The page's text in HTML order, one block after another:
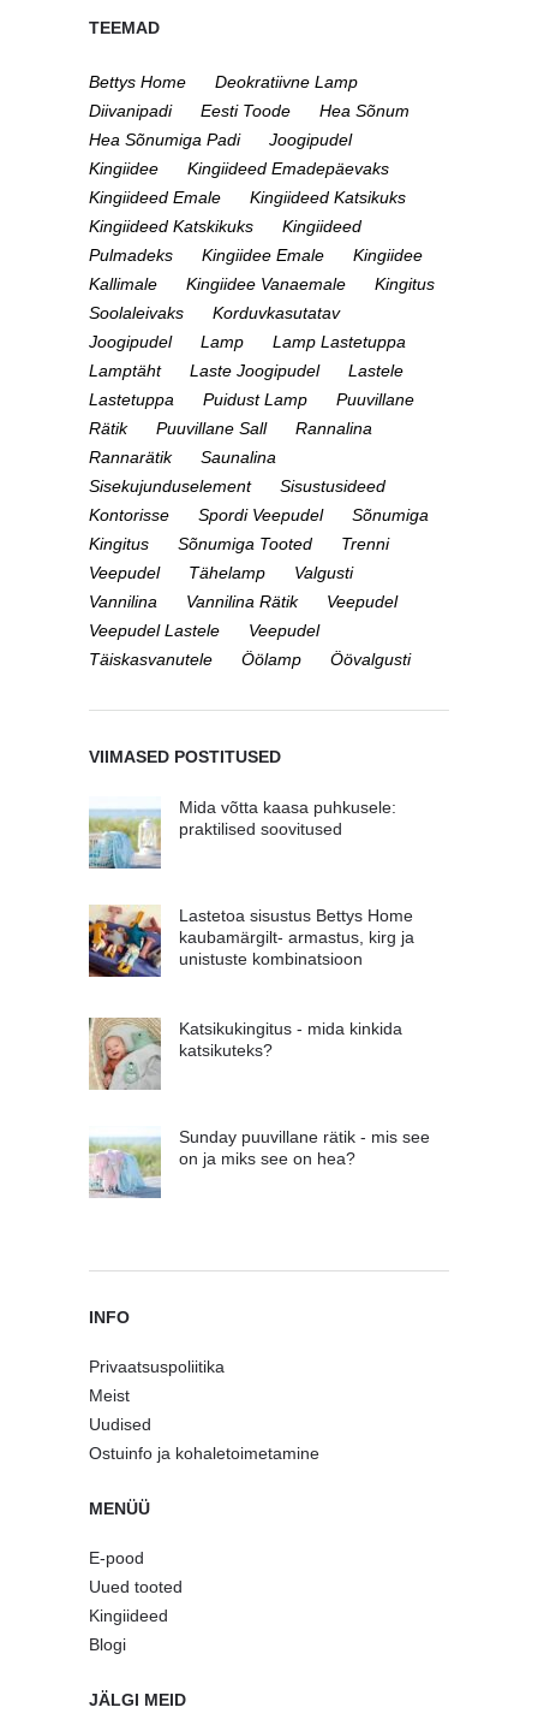
TEEMAD
Bettys Home
Deokratiivne Lamp
Diivanipadi
Eesti Toode
Hea Sõnum
Hea Sõnumiga Padi
Joogipudel
Kingiidee
Kingiideed Emadepäevaks
Kingiideed Emale
Kingiideed Katsikuks
Kingiideed Katskikuks
Kingiideed
Pulmadeks
Kingiidee Emale
Kingiidee
Kallimale
Kingiidee Vanaemale
Kingitus
Soolaleivaks
Korduvkasutatav
Joogipudel
Lamp
Lamp Lastetuppa
Lamptäht
Laste Joogipudel
Lastele
Lastetuppa
Puidust Lamp
Puuvillane
Rätik
Puuvillane Sall
Rannalina
Rannarätik
Saunalina
Sisekujunduselement
Sisustusideed
Kontorisse
Spordi Veepudel
Sõnumiga
Kingitus
Sõnumiga Tooted
Trenni
Veepudel
Tähelamp
Valgusti
Vannilina
Vannilina Rätik
Veepudel
Veepudel Lastele
Veepudel
Täiskasvanutele
Öölamp Öövalgusti
VIIMASED POSTITUSED
Mida võtta kaasa puhkusele:
praktilised soovitused
Lastetoa sisustus Bettys Home
kaubamärgilt- armastus, kirg ja
unistuste kombinatsioon
Katsikukingitus - mida kinkida
katsikuteks?
Sunday puuvillane rätik - mis see
on ja miks see on hea?
INFO
Privaatsuspoliitika
Meist
Uudised
Ostuinfo ja kohaletoimetamine
MENÜÜ
E-pood
Uued tooted
Kingiideed
Blogi
JÄLGI MEID